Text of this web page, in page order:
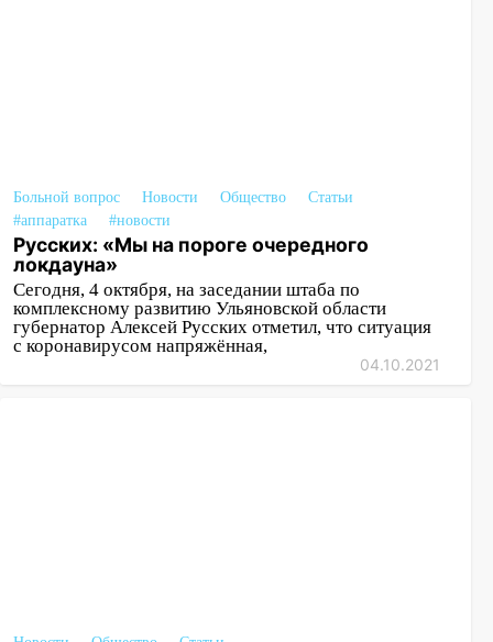
Больной вопрос Новости Общество
Статьи
#аппаратка
#новости
Русских: «Мы на пороге очередного
локдауна»
Сегодня, 4 октября, на заседании штаба по
комплексному развитию Ульяновской области
губернатор Алексей Русских отметил, что ситуация
с коронавирусом напряжённая,
04.10.2021